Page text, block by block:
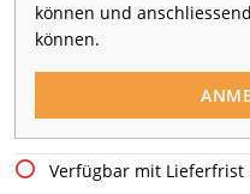
können und
können.
Verfügbar mit Lieferfrist